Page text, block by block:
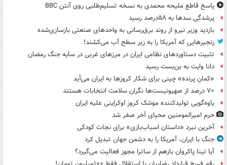
پاسخ قاطع ملیحه محمدی به نسخه تسلیم‌طلبی روی آنتن BBC
پرشدگی سدها به ۵۸درصد رسید
بازدید وزیر نیرو از روند برق‌رسانی به واحدهای صنعتی بازسازی‌شده
زنجیرهایی که آمریکا را به زیر سطح آب می‌کشند!
تثبیت دستاوردهای نظامی ایران در مرزهای غربی در سایه جنگ رمضان
دانا وایت به بن‌بست رسید
«کمانِ پرنده» چینی برای شکار کروزها به ایران می‌آید
۷۰ درصد از صهیونیست‌ها نگران سلامت انتخابات هستند
یاوه‌گویی تولیدکننده موشک کروز اوکراینی علیه ایران
حرم امیرالمومنین محیای آخر صفر شد
آخرین نبرد «داستان اسباب‌بازی» برای نجات کودکی
جنگ با ایران، آمریکا را به دشمن جهان تبدیل کرد
آیا تینا پاکروان بازهم از ساترا مجوز فعالیت می‌گیرد؟